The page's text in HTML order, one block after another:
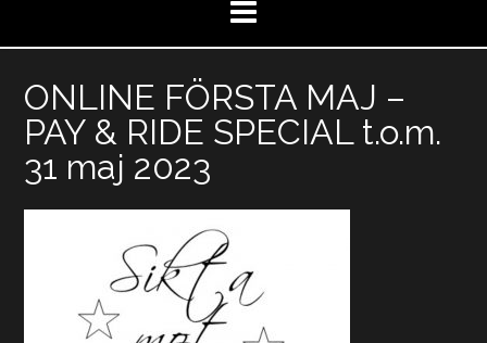
innehåll
ONLINE FÖRSTA MAJ –
PAY & RIDE SPECIAL t.o.m.
31 maj 2023